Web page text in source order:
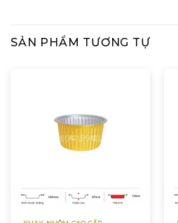
SẢN PHẨM TƯƠNG TỰ